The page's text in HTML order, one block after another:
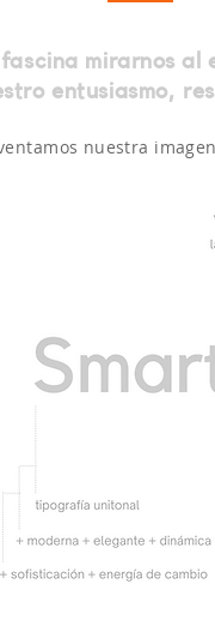
mirarnos al
entusiasmo,
nuestra